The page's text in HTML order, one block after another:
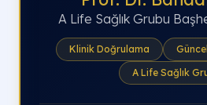
A Life Sağlık Grubu
Klinik Doğrulama
A Life Sağlık